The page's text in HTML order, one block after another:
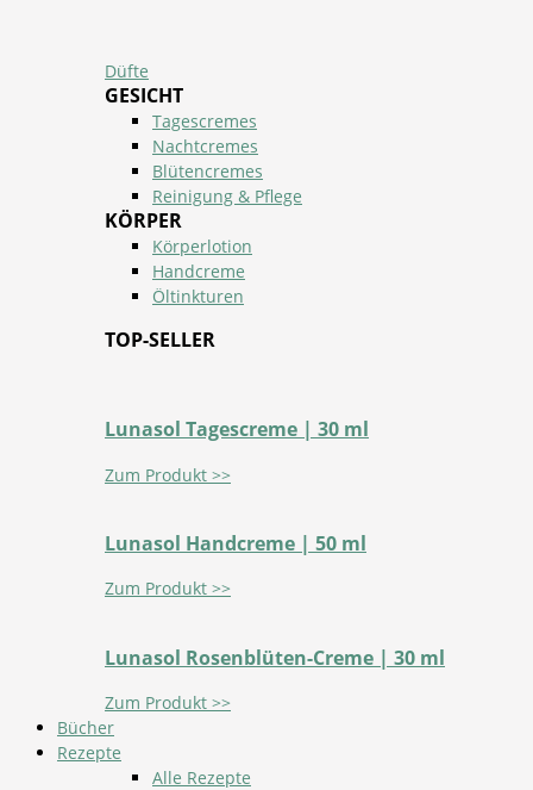
Düfte
GESICHT
Tagescremes
Nachtcremes
Blütencremes
Reinigung & Pflege
KÖRPER
Körperlotion
Handcreme
Öltinkturen
TOP-SELLER
Lunasol Tagescreme | 30 ml
Zum Produkt >>
Lunasol Handcreme | 50 ml
Zum Produkt >>
Lunasol Rosenblüten-Creme | 30 ml
Zum Produkt >>
Bücher
Rezepte
Alle Rezepte